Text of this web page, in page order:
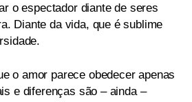
o espectador diante de seres
Diante da vida, que é sublime
o amor parece obedecer apenas
e diferenças são – ainda –